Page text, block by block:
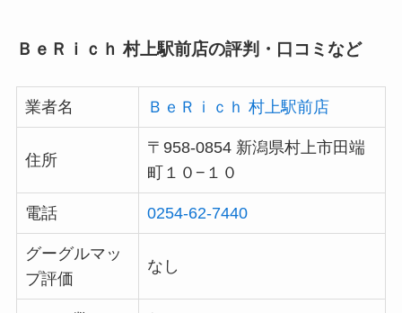
ＢｅＲｉｃｈ 村上駅前店の評判・口コミなど
業者名 ＢｅＲｉｃｈ 村上駅前店
住所
〒958-0854 新潟県村上市田端
町１０−１０
電話 0254-62-7440
グーグルマッ
プ評価
なし